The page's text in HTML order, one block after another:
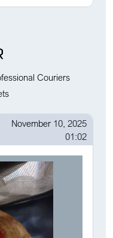
Couriers
November 10, 2025
01:02